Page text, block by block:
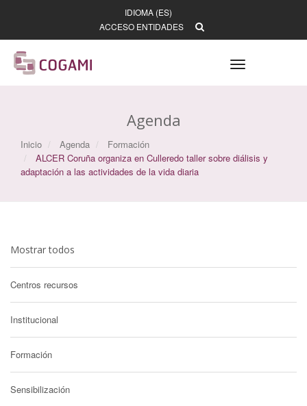
IDIOMA (ES)
ACCESO ENTIDADES
Toggle
Agenda
Inicio Agenda
Formación
ALCER Coruña organiza en Culleredo taller sobre diálisis y
adaptación a las actividades de la vida diaria
Mostrar todos
Centros recursos
Institucional
Formación
Sensibilización